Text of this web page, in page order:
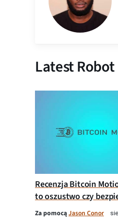
Latest
Recenzja Bitcoin
to oszustwo czy
Za pomocąJason Conor